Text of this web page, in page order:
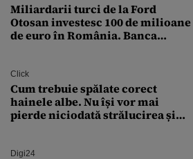
Miliardarii turci de la Ford
Otosan investesc 100 de milioane
de euro în România. Banca
Click
Cum trebuie spălate corect
hainele albe. Nu își vor mai
pierde niciodată strălucirea și
Digi24